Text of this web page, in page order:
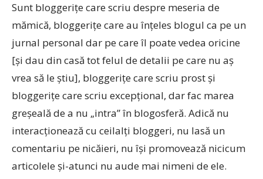
Sunt bloggeriţe care scriu despre meseria de
mămică, bloggeriţe care au înţeles blogul ca pe un
jurnal personal dar pe care îl poate vedea oricine
[şi dau din casă tot felul de detalii pe care nu aş
vrea să le ştiu], bloggeriţe care scriu prost şi
bloggeriţe care scriu excepţional, dar fac marea
greşeală de a nu „intra” în blogosferă. Adică nu
interacţionează cu ceilalţi bloggeri, nu lasă un
comentariu pe nicăieri, nu îşi promovează nicicum
articolele şi-atunci nu aude mai nimeni de ele.